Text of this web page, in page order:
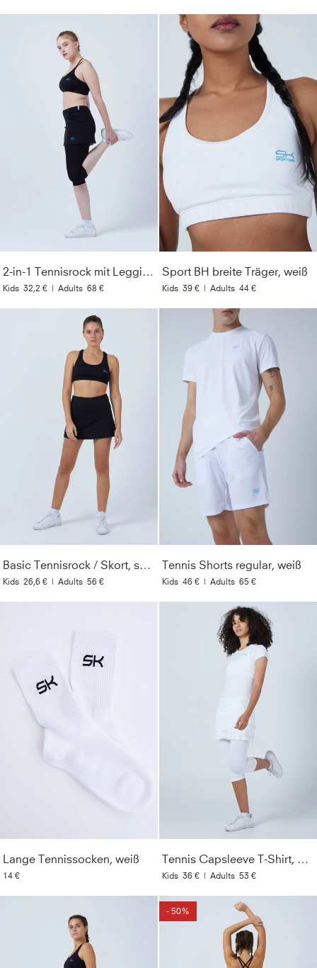
2-in-1 Tennisrock mit Leggings / Skapri, schwarz
Kids 32,2 € | Adults 68 €
Sport BH breite Träger, weiß
Kids 39 € | Adults 44 €
Basic Tennisrock / Skort, schwarz
Kids 26,6 € | Adults 56 €
Tennis Shorts regular, weiß
Kids 46 € | Adults 65 €
Lange Tennissocken, weiß
14 €
Tennis Capsleeve T-Shirt, weiß
Kids 36 € | Adults 53 €
- 50%